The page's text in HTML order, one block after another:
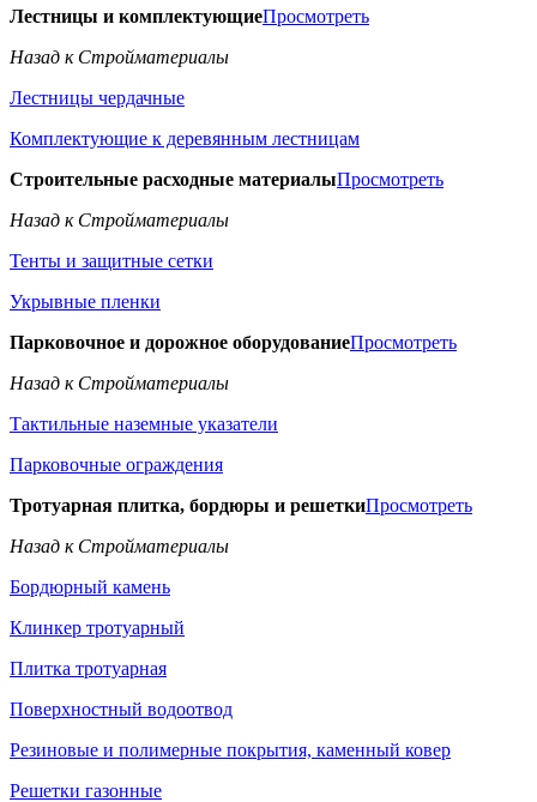
Лестницы и комплектующиеПросмотреть
Назад к Стройматериалы
Лестницы чердачные
Комплектующие к деревянным лестницам
Строительные расходные материалыПросмотреть
Назад к Стройматериалы
Тенты и защитные сетки
Укрывные пленки
Парковочное и дорожное оборудованиеПросмотреть
Назад к Стройматериалы
Тактильные наземные указатели
Парковочные ограждения
Тротуарная плитка, бордюры и решеткиПросмотреть
Назад к Стройматериалы
Бордюрный камень
Клинкер тротуарный
Плитка тротуарная
Поверхностный водоотвод
Резиновые и полимерные покрытия, каменный ковер
Решетки газонные